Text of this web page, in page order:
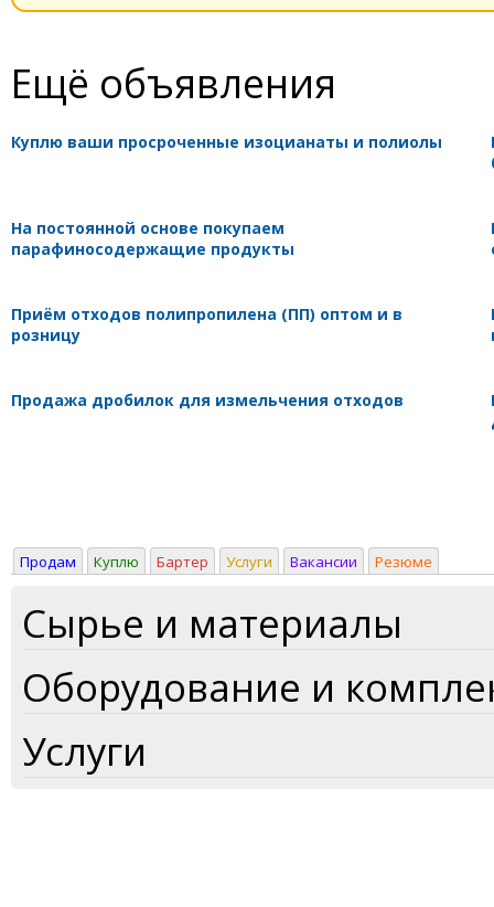
Ещё объявления
Куплю ваши просроченные изоцианаты и полиолы
На постоянной основе покупаем
парафиносодержащие продукты
Приём отходов полипропилена (ПП) оптом и в
розницу
Продажа дробилок для измельчения отходов
Продам Куплю Бартер Услуги Вакансии Резюме
Сырье и материалы
Оборудование и
Услуги